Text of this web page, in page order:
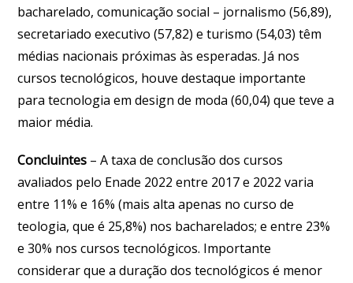
bacharelado, comunicação social – jornalismo (56,89),
secretariado executivo (57,82) e turismo (54,03) têm
médias nacionais próximas às esperadas. Já nos
cursos tecnológicos, houve destaque importante
para tecnologia em design de moda (60,04) que teve a
maior média.
Concluintes – A taxa de conclusão dos cursos
avaliados pelo Enade 2022 entre 2017 e 2022 varia
entre 11% e 16% (mais alta apenas no curso de
teologia, que é 25,8%) nos bacharelados; e entre 23%
e 30% nos cursos tecnológicos. Importante
considerar que a duração dos tecnológicos é menor